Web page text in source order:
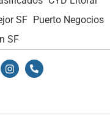
SF Puerto Negocios
SF